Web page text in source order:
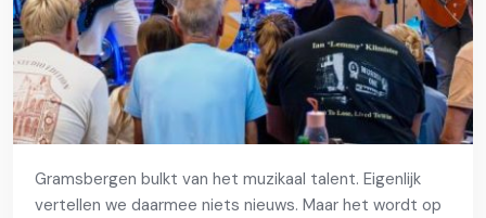
Gramsbergen bulkt van het muzikaal talent. Eigenlijk
vertellen we daarmee niets nieuws. Maar het wordt op